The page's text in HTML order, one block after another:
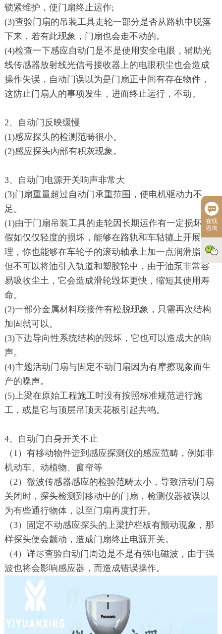
锁紧维护，使门扇终止运作;
(3)查验门扇的吊装工具走轮一部分是否从路轨中脱落
下来，若有此现象，门扇也会走不动的。
(4)检查一下感应自动门是不是使用安全电眼，辅助光
线传感器放射线光信号接收器上的电眼积尘也会造成
操作失误，自动门误以为是门扇正中间有存在物件，
这防止门扇人的事项发生，进而终止运行，不动。
2、自动门反映缓慢
(1)感应探头的检测范畴很小。
(2)感应探头內部有积灰现象。
3、自动门电源开关响声非常大
(3)门扇重量超过自动门承重范围，使电机驱动力不
足。
(1)由于门扇吊装工具的走轮因长期运作有一定损坏，
假如仅仅轻度的损坏，能够在路轨和车轱辘上开展清
理，你也能够在车轮子的滚动轴承上加一点润滑脂，
但不可以将油引入轨道和塑胶轮中，由于油泵非常容
易吸收尘土，它会造成滑轮毁坏更快，缩短其使用寿
命。
(2)一部分金属材料联接件有松脱现象，只需再次结构
加固就可以。
(3)下边导向性系统结构的毁坏，它也可以造成大的响
声。
(4)主题活动门扇与固定不动门扇因为有摩擦现象而生
产的噪声。
(5)上梁在原始工程施工时没有按照标准规范进行施
工，或是它与顶层吊顶天花板引起共鸣。
4、自动门自身开关不止
（1）有移动物件进到感应探测仪的感应范畴，例如非
机动车、动植物、窗帘等
（2）微波传感器感应的检验范畴太小，导致活动门扇
关闭时，探头检测到移动中的门扇，检测仪器被误以
为有些通行物体，以至门扇再度打开。
（3）固定不动感应探头的上梁护栏板有颤动现象，那
样探头便会颤动，造成门扇终止电源开关。
（4）详尽查验自动门周边是不是有强电磁波，由于强
波也将会影响感应器，而造成错误操作。
在线
咨询